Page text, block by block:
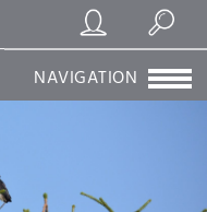
Registrierung/Login
Suchen
NAVIGATION